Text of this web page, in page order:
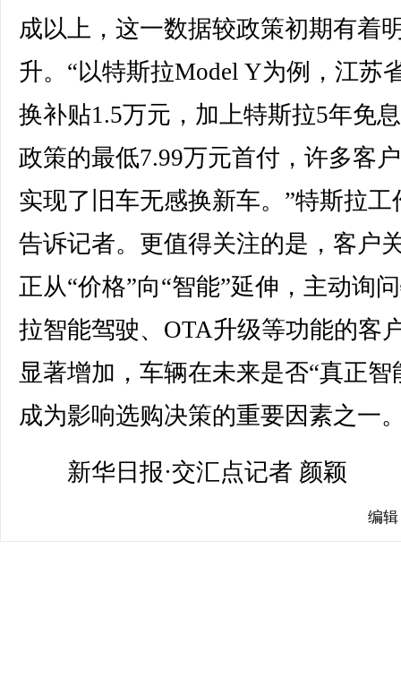
成以上，这一数据较政策初期有着
升。“以特斯拉Model Y为例，江苏
换补贴1.5万元，加上特斯拉5年免
政策的最低7.99万元首付，许多客
实现了旧车无感换新车。”特斯拉工
告诉记者。更值得关注的是，客户
正从“价格”向“智能”延伸，主动询
拉智能驾驶、OTA升级等功能的客
显著增加，车辆在未来是否“真正智
成为影响选购决策的重要因素之一
新华日报·交汇点记者 颜颖
编